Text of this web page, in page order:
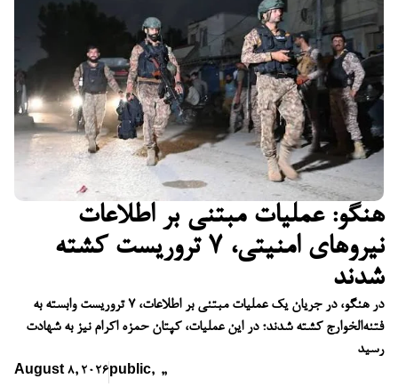
هنگو: عملیات مبتنی بر اطلاعات
نیروهای امنیتی، ۷ تروریست کشته
شدند
در هنگو، در جریان یک عملیات مبتنی بر اطلاعات، ۷ تروریست وابسته به
فتنه‌الخوارج کشته شدند؛ در این عملیات، کپتان حمزه اکرام نیز به شهادت
رسید
August 8, 2026 public, ,,